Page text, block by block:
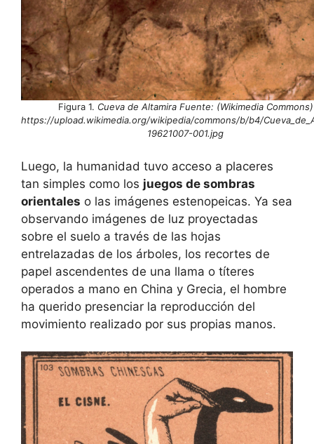
Figura 1. Cueva de Altamira Fuente: (Wikimedia Commons)
https://upload.wikimedia.org/wikipedia/commons/b/b4/
19621007-001.jpg
Luego, la humanidad tuvo acceso a placeres
tan simples como los juegos de sombras
orientales o las imágenes estenopeicas. Ya sea
observando imágenes de luz proyectadas
sobre el suelo a través de las hojas
entrelazadas de los árboles, los recortes de
papel ascendentes de una llama o títeres
operados a mano en China y Grecia, el hombre
ha querido presenciar la reproducción del
movimiento realizado por sus propias manos.